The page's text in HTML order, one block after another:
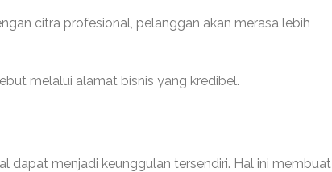
citra profesional, pelanggan akan merasa lebih
melalui alamat bisnis yang kredibel.
dapat menjadi keunggulan tersendiri. Hal ini membuat